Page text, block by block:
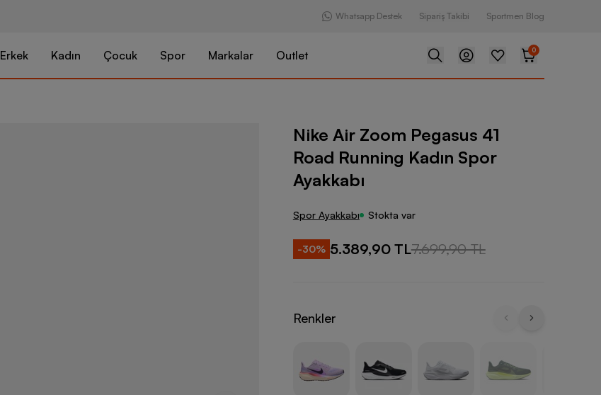
Whatsapp Destek Sipariş Takibi Sportmen Blog
Erkek Kadın Çocuk Spor Markalar Outlet 0
Nike Air Zoom Pegasus 41 Road Running Kadın Spor Ayakkabı
Nike Air Zoom Pegasus 41
Road Running Kadın Spor
Ayakkabı
Spor Ayakkabı Stokta var
-30% 5.389,90 TL7.699,90 TL
Renkler